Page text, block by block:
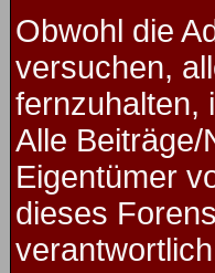
Obwohl die
versuchen,
fernzuhalten,
Alle Beiträge/
Eigentümer
dieses